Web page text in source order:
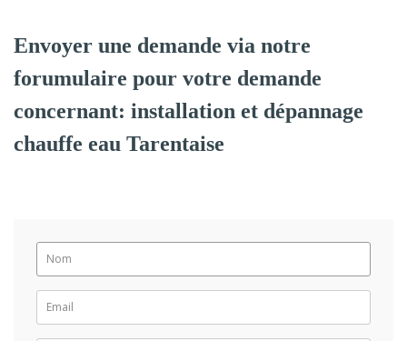
Envoyer une demande via notre
forumulaire pour votre demande
concernant: installation et dépannage
chauffe eau Tarentaise